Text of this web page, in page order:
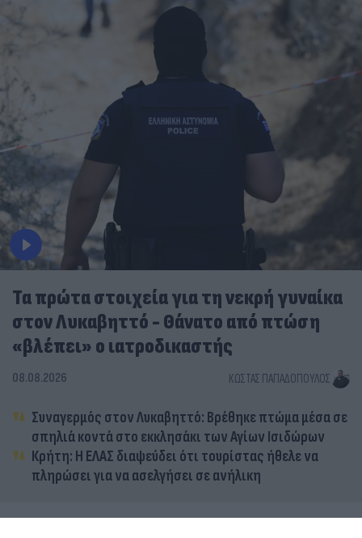
Τα πρώτα στοιχεία για τη νεκρή γυναίκα
στον Λυκαβηττό - Θάνατο από πτώση
«βλέπει» ο ιατροδικαστής
08.08.2026 ΚΏΣΤΑΣ ΠΑΠΑΔΌΠΟΥΛΟΣ
Συναγερμός στον Λυκαβηττό: Βρέθηκε πτώμα μέσα σε
σπηλιά κοντά στο εκκλησάκι των Αγίων Ισιδώρων
Κρήτη: Η ΕΛΑΣ διαψεύδει ότι τουρίστας ήθελε να
πληρώσει για να ασελγήσει σε ανήλικη